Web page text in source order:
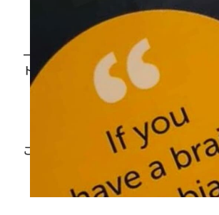
一歩踏み出すきっかけを作る エイカレ
ト
これからの日本をつくる100の”働く”